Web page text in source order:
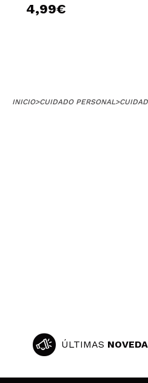
4,99€
INICIO>CUIDADO PERSONAL>
ÚLTIMAS